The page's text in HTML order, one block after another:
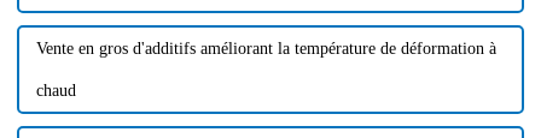
Vente en gros d'additifs améliorant la température de déformation à
chaud